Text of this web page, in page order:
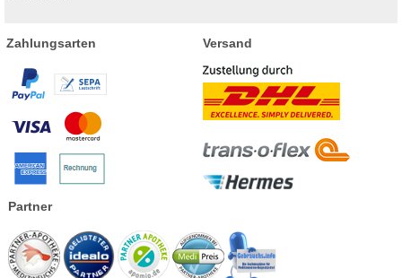
Zahlungsarten Versand
Partner